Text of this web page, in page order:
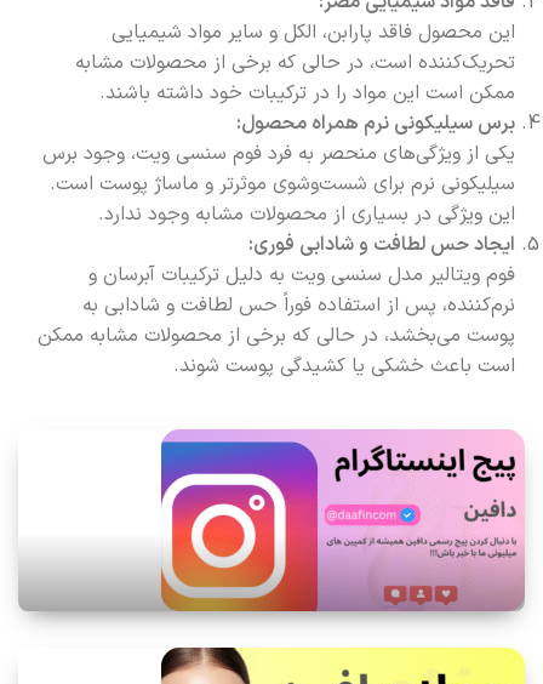
این محصول فاقد پارابن، الکل و سایر مواد شیمیایی
تحریک‌کننده است، در حالی که برخی از محصولات مشابه
ممکن است این مواد را در ترکیبات خود داشته باشند.
برس سیلیکونی نرم همراه محصول:
یکی از ویژگی‌های منحصر به فرد فوم سنسی ویت، وجود برس
سیلیکونی نرم برای شست‌وشوی موثر‌تر و ماساژ پوست است.
این ویژگی در بسیاری از محصولات مشابه وجود ندارد.
ایجاد حس لطافت و شادابی فوری:
فوم ویتالیر مدل سنسی ویت به دلیل ترکیبات آبرسان و
نرم‌کننده، پس از استفاده فوراً حس لطافت و شادابی به
پوست می‌بخشد، در حالی که برخی از محصولات مشابه ممکن
است باعث خشکی یا کشیدگی پوست شوند.